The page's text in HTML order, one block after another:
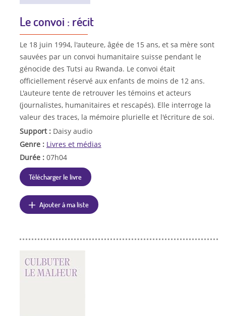
Le convoi : récit
Le 18 juin 1994, l'auteure, âgée de 15 ans, et sa mère sont
sauvées par un convoi humanitaire suisse pendant le
génocide des Tutsi au Rwanda. Le convoi était
officiellement réservé aux enfants de moins de 12 ans.
L'auteure tente de retrouver les témoins et acteurs
(journalistes, humanitaires et rescapés). Elle interroge la
valeur des traces, la mémoire plurielle et l'écriture de soi.
Support : Daisy audio
Genre : Livres et médias
Durée : 07h04
Télécharger le livre
Ajouter à ma liste